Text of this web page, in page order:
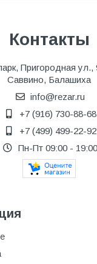
Контакты
Пригородная ул.,
Саввино, Балашиха
info@rezar.ru
+7 (916) 730-88-68
+7 (499) 499-22-92
Пн-Пт 09:00 - 19:00